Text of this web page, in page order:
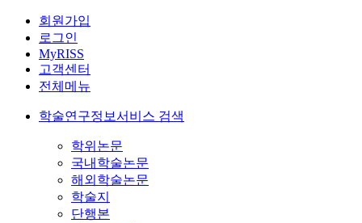
회원가입
로그인
MyRISS
고객센터
전체메뉴
학술연구정보서비스 검색
학위논문
국내학술논문
해외학술논문
학술지
단행본